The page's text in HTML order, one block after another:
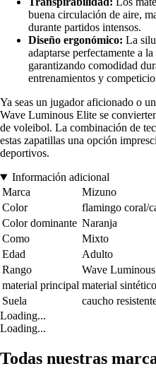
buena circulación de aire,
durante partidos intensos.
Diseño ergonómico: La
adaptarse perfectamente a
garantizando comodidad
entrenamientos y
Ya seas un jugador aficionado o
Wave Luminous Elite se
de voleibol. La combinación de
estas zapatillas una opción
deportivos.
Información adicional
Marca
Mizuno
Color
flamingo coral/
Color dominante Naranja
Como
Mixto
Edad
Adulto
Rango
Wave Luminous
material principal material sintético
Suela
caucho
Loading...
Loading...
Todas nuestras